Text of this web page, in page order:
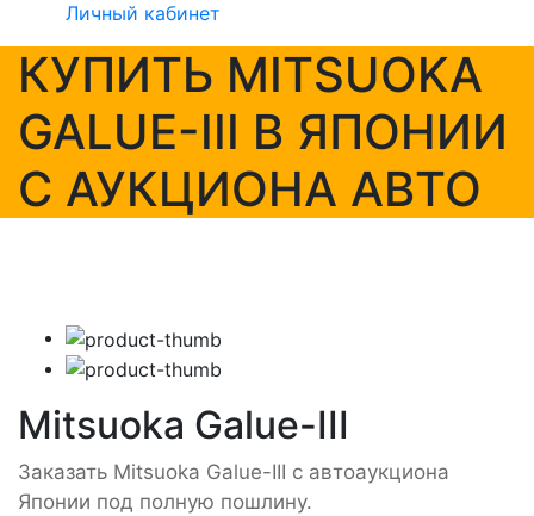
Личный кабинет
КУПИТЬ MITSUOKA
GALUE-III В ЯПОНИИ
С АУКЦИОНА АВТО
Mitsuoka Galue-III
Заказать Mitsuoka Galue-III с автоаукциона
Японии под полную пошлину.